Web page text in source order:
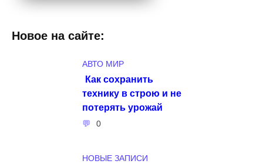
Новое на сайте:
АВТО МИР
Как сохранить
технику в строю и не
потерять урожай
0
НОВЫЕ ЗАПИСИ